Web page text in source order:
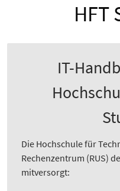
HFT
IT-
Die Hochschule für
Rechenzentrum (RUS)
mitversorgt: